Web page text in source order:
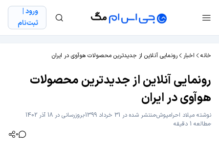
ورود |
ثبت‌نام
خانه اخبار رونمایی آنلاین از جدیدترین محصولات هوآوی در ایران
رونمایی آنلاین از جدیدترین محصولات
هوآوی در ایران
نوشته میلاد احرامپوشمنتشر شده در 31 خرداد 1399
بروزرسانی در 18 آذر 1402
مطالعه 1 دقیقه
0